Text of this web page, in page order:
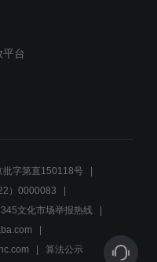
失足女被害，引出一桩
猖狂至极，竟将女人杀
放入警车后备箱
平台
批字第直150118号
）0000083
文化市场举报热线
算法公示